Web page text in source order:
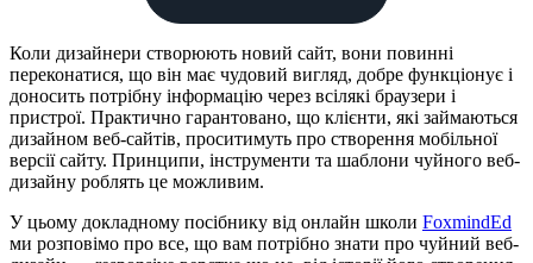
Коли дизайнери створюють новий сайт, вони повинні
переконатися, що він має чудовий вигляд, добре функціонує і
доносить потрібну інформацію через всілякі браузери і
пристрої. Практично гарантовано, що клієнти, які займаються
дизайном веб-сайтів, проситимуть про створення мобільної
версії сайту. Принципи, інструменти та шаблони чуйного веб-
дизайну роблять це можливим.
У цьому докладному посібнику від онлайн школи FoxmindEd
ми розповімо про все, що вам потрібно знати про чуйний веб-